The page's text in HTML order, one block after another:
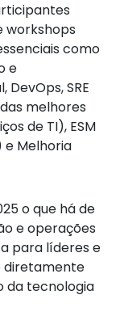
workshops
como
e
SRE
melhores
de TI), ESM
e Melhoria
o que há de
e operações
para líderes e
diretamente
da tecnologia